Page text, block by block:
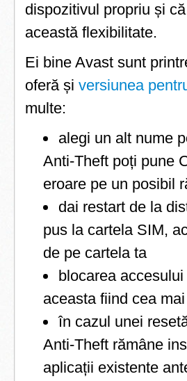
dispozitivul propriu și
această flexibilitate.
Ei bine Avast sunt
oferă și versiunea
multe:
alegi un alt nume
Anti-Theft poți pune
eroare pe un posibil
dai restart de la
pus la cartela SIM,
de pe cartela ta
blocarea
aceasta fiind cea
în cazul unei
Anti-Theft rămâne
aplicații existente